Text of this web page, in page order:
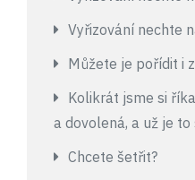
Vyřizování nechte
Můžete je pořídit i
Kolikrát jsme si
a dovolená, a už je
Chcete šetřit?